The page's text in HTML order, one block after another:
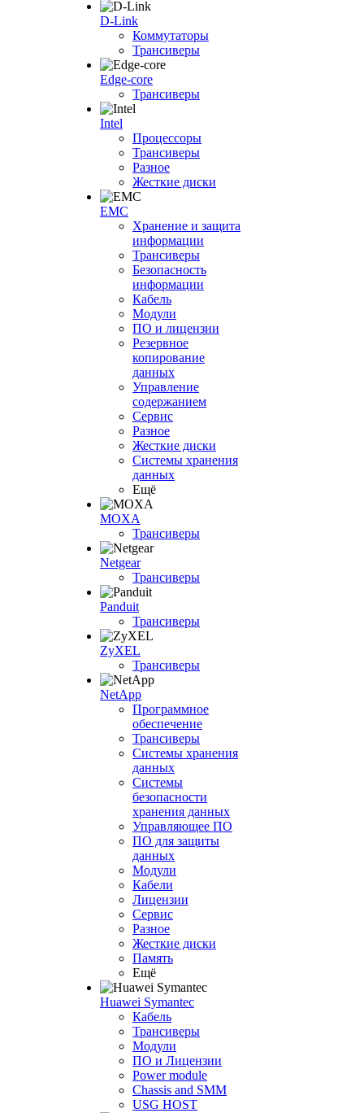
D-Link
Коммутаторы
Трансиверы
Edge-core
Трансиверы
Intel
Процессоры
Трансиверы
Разное
Жесткие диски
EMC
Хранение и защита
информации
Трансиверы
Безопасность
информации
Кабель
Модули
ПО и лицензии
Резервное
копирование
данных
Управление
содержанием
Сервис
Разное
Жесткие диски
Системы хранения
данных
Ещё
MOXA
Трансиверы
Netgear
Трансиверы
Panduit
Трансиверы
ZyXEL
Трансиверы
NetApp
Программное
обеспечение
Трансиверы
Системы хранения
данных
Системы
безопасности
хранения данных
Управляющее ПО
ПО для защиты
данных
Модули
Кабели
Лицензии
Сервис
Разное
Жесткие диски
Память
Ещё
Huawei Symantec
Кабель
Трансиверы
Модули
ПО и Лицензии
Power module
Chassis and SMM
USG HOST